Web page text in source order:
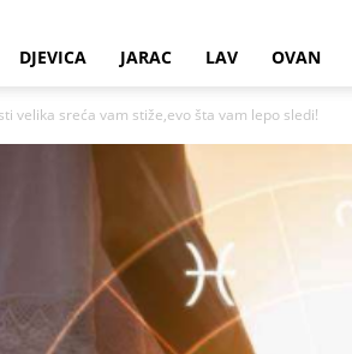
DJEVICA JARAC LAV OVAN
velika sreća vam stiže,evo šta vam lepo sledi!